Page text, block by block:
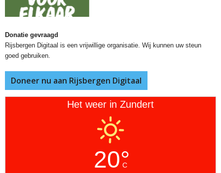
Donatie gevraagd
Rijsbergen Digitaal is een vrijwillige organisatie. Wij kunnen uw steun
goed gebruiken.
Doneer nu aan Rijsbergen Digitaal
Het weer in Zundert
20°
C